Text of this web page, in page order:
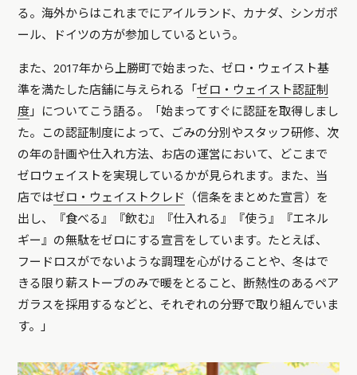
る。海外からはこれまでにアイルランド、カナダ、シンガポ
ール、ドイツの方が参加しているという。
また、2017年から上勝町で始まった、ゼロ・ウェイスト基
準を満たした店舗に与えられる「ゼロ・ウェイスト認証制
度 」についてこう語る。「始まってすぐに認証を取得しまし
た。この認証制度によって、ごみの分別やスタッフ研修、次
の年の計画や仕入れ方法、お店の運営において、どこまで
ゼロウェイストを実現しているかが見られます。また、当
店ではゼロ・ウェイストクレド
（信条をまとめた宣言）を
出し、『食べる』『飲む』『仕入れる』『使う』『エネル
ギー』の無駄をゼロにする宣言をしています。たとえば、
フードロスがでないような調理を心がけることや、冬はで
きる限り薪ストーブのみで暖をとること、断熱性のあるペア
ガラスを採用するなどと、それぞれの分野で取り組んでいま
す。」